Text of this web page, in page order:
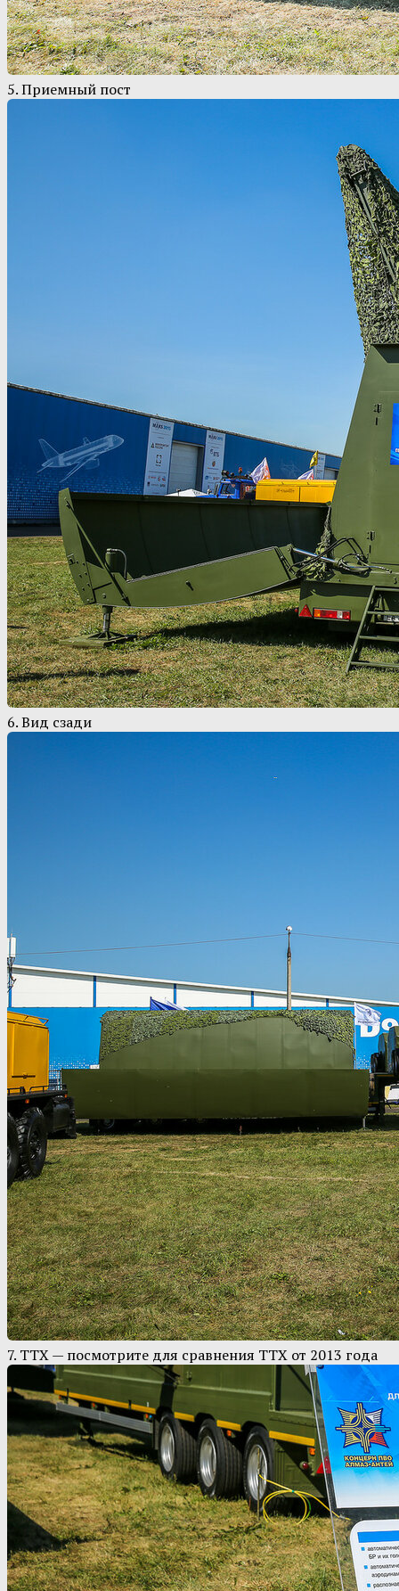
5. Приемный пост
6. Вид сзади
7. ТТХ — посмотрите для сравнения ТТХ от 2013 года